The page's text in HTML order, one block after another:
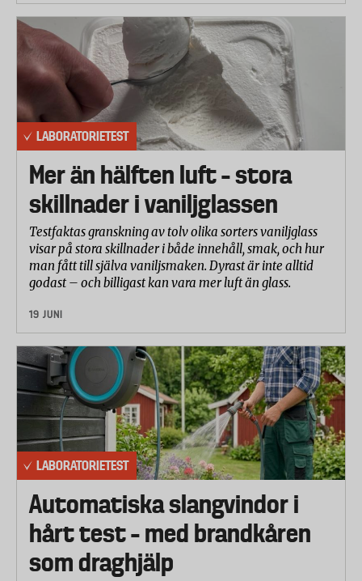
gå sönder eller få bestående deformationer. För
vissa användningsområden är kravet på
hållfastheten 420 N.
Grepp på is
Stavarna skall inte tappa greppet när dessa vinklas
från vertikalt till 40 graders lutning, och under en
belastning på 100 N.
Handledsremmar
Enligt standarden ska handledsremmarna klara av
en kraft på 350 N, vilket alla klarade.
Ergonomi och användarvänlighet
Grepp: Material, form/ergonomi och komfort
Handledsrem: Bredd, vaddering, komfort,
justeringsmöjlighet samt om det gick att komma
loss från remmen på ett enkelt sätt
Hantering av stavarnas längdjusteringssystem,
medföljande instruktion för att dra åt
byta de delar som kunde bytas ut
LABORATORIETEST
Mer än hälften luft – stora
skillnader i vaniljglassen
Testfaktas granskning av tolv olika sorters vaniljglass
visar på stora skillnader i både innehåll, smak, och hur
man fått till själva vaniljsmaken. Dyrast är inte alltid
godast – och billigast kan vara mer luft än glass.
19 JUNI
LABORATORIETEST
Automatiska slangvindor i
hårt test – med brandkåren
som draghjälp